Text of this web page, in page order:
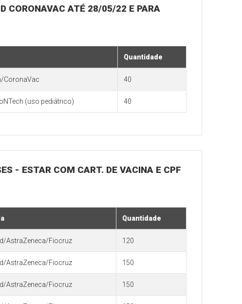
CORONAVAC ATÉ 28/05/22 E PARA
Quantidade
CoronaVac 40
(uso pediátrico) 40
- ESTAR COM CART. DE VACINA E CPF
Quantidade
AstraZeneca/Fiocruz 120
AstraZeneca/Fiocruz 150
AstraZeneca/Fiocruz 150